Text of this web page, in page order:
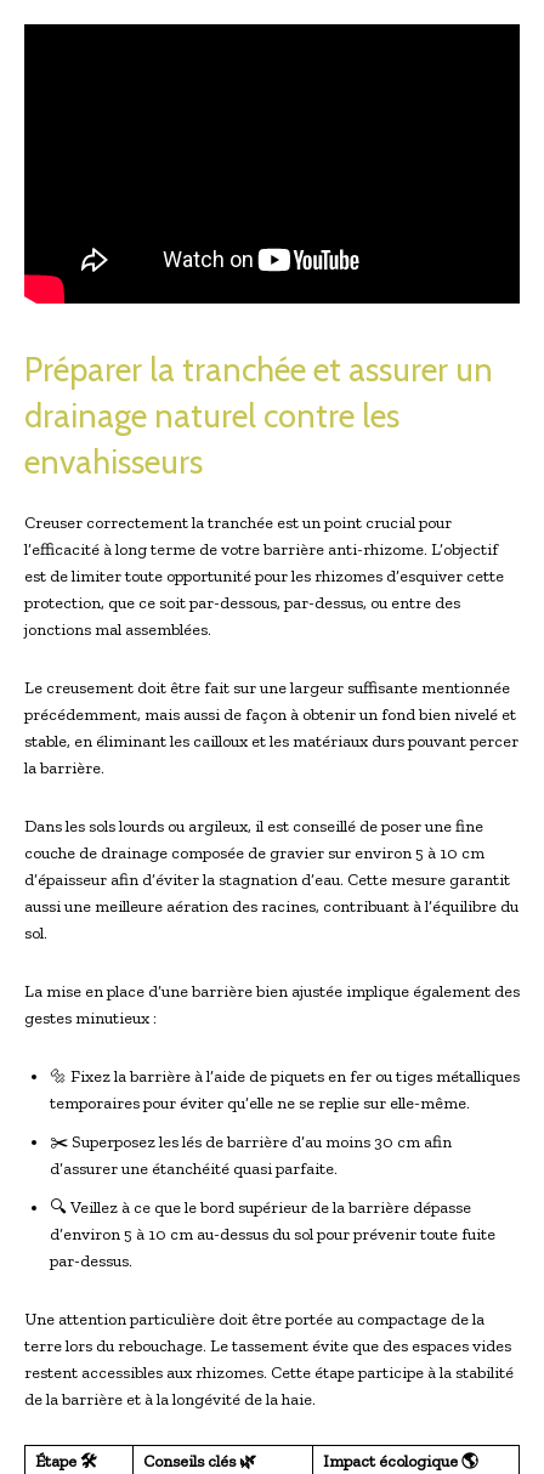
Préparer la tranchée et assurer un
drainage naturel contre les
envahisseurs
Creuser correctement la tranchée est un point crucial pour
l’efficacité à long terme de votre barrière anti-rhizome. L’objectif
est de limiter toute opportunité pour les rhizomes d’esquiver cette
protection, que ce soit par-dessous, par-dessus, ou entre des
jonctions mal assemblées.
Le creusement doit être fait sur une largeur suffisante mentionnée
précédemment, mais aussi de façon à obtenir un fond bien nivelé et
stable, en éliminant les cailloux et les matériaux durs pouvant percer
la barrière.
Dans les sols lourds ou argileux, il est conseillé de poser une fine
couche de drainage composée de gravier sur environ 5 à 10 cm
d’épaisseur afin d’éviter la stagnation d’eau. Cette mesure garantit
aussi une meilleure aération des racines, contribuant à l’équilibre du
sol.
La mise en place d’une barrière bien ajustée implique également des
gestes minutieux :
🔩 Fixez la barrière à l’aide de piquets en fer ou tiges métalliques
temporaires pour éviter qu’elle ne se replie sur elle-même.
✂️ Superposez les lés de barrière d’au moins 30 cm afin
d’assurer une étanchéité quasi parfaite.
🔍 Veillez à ce que le bord supérieur de la barrière dépasse
d’environ 5 à 10 cm au-dessus du sol pour prévenir toute fuite
par-dessus.
Une attention particulière doit être portée au compactage de la
terre lors du rebouchage. Le tassement évite que des espaces vides
restent accessibles aux rhizomes. Cette étape participe à la stabilité
de la barrière et à la longévité de la haie.
Étape 🛠️ Conseils clés 🌿 Impact écologique 🌎